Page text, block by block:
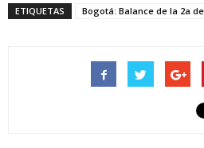
ETIQUETAS Bogotá: Balance de la 2a